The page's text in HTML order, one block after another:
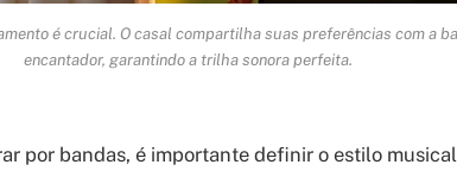
é crucial. O casal compartilha suas preferências com a
encantador, garantindo a trilha sonora perfeita.
por bandas, é importante definir o estilo